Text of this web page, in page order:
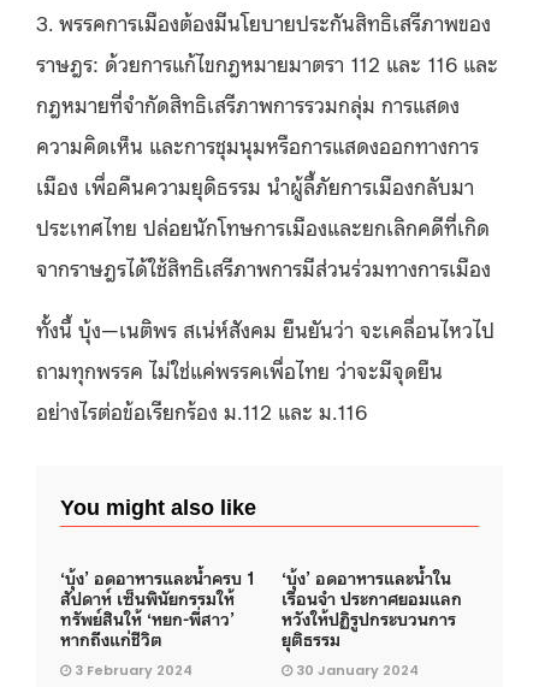
3. พรรคการเมืองต้องมีนโยบายประกันสิทธิเสรีภาพของ
ราษฎร: ด้วยการแก้ไขกฎหมายมาตรา 112 และ 116 และ
กฎหมายที่จำกัดสิทธิเสรีภาพการรวมกลุ่ม การแสดง
ความคิดเห็น และการชุมนุมหรือการแสดงออกทางการ
เมือง เพื่อคืนความยุดิธรรม นำผู้ลี้ภัยการเมืองกลับมา
ประเทศไทย ปล่อยนักโทษการเมืองและยกเลิกคดีที่เกิด
จากราษฎรได้ใช้สิทธิเสรีภาพการมีส่วนร่วมทางการเมือง
ทั้งนี้ บุ้ง—เนติพร สเน่ห์สังคม ยืนยันว่า จะเคลื่อนไหวไป
ถามทุกพรรค ไม่ใช่แค่พรรคเพื่อไทย ว่าจะมีจุดยืน
อย่างไรต่อข้อเรียกร้อง ม.112 และ ม.116
You might also like
‘บุ้ง’ อดอาหารและน้ำครบ 1
สัปดาห์ เซ็นพินัยกรรมให้
ทรัพย์สินให้ ‘หยก-พี่สาว’
หากถึงแก่ชีวิต
3 February 2024
‘บุ้ง’ อดอาหารและน้ำใน
เรือนจำ ประกาศยอมแลก
หวังให้ปฏิรูปกระบวนการ
ยุติธรรม
30 January 2024